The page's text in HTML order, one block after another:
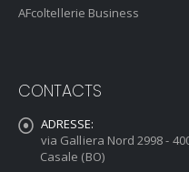
AFcoltellerie Business
CONTACTS
ADRESSE:
via Galliera Nord 2998 -
Casale (BO)